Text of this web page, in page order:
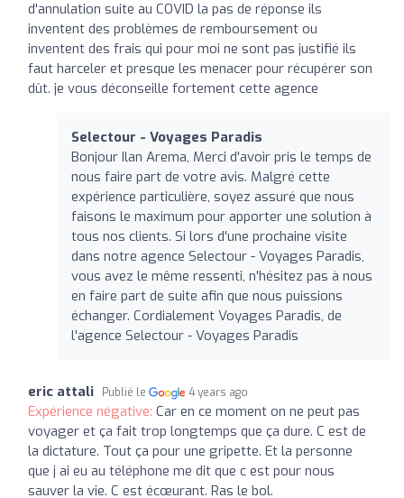
d'annulation suite au COVID la pas de réponse ils
inventent des problèmes de remboursement ou
inventent des frais qui pour moi ne sont pas justifié ils
faut harceler et presque les menacer pour récupérer son
dût. je vous déconseille fortement cette agence
Selectour - Voyages Paradis
Bonjour Ilan Arema, Merci d'avoir pris le temps de
nous faire part de votre avis. Malgré cette
expérience particulière, soyez assuré que nous
faisons le maximum pour apporter une solution à
tous nos clients. Si lors d'une prochaine visite
dans notre agence Selectour - Voyages Paradis,
vous avez le même ressenti, n'hésitez pas à nous
en faire part de suite afin que nous puissions
échanger. Cordialement Voyages Paradis, de
l'agence Selectour - Voyages Paradis
eric attali Publié le 4 years ago
Expérience négative: Car en ce moment on ne peut pas
voyager et ça fait trop longtemps que ça dure. C est de
la dictature. Tout ça pour une gripette. Et la personne
que j ai eu au téléphone me dit que c est pour nous
sauver la vie. C est écœurant. Ras le bol.